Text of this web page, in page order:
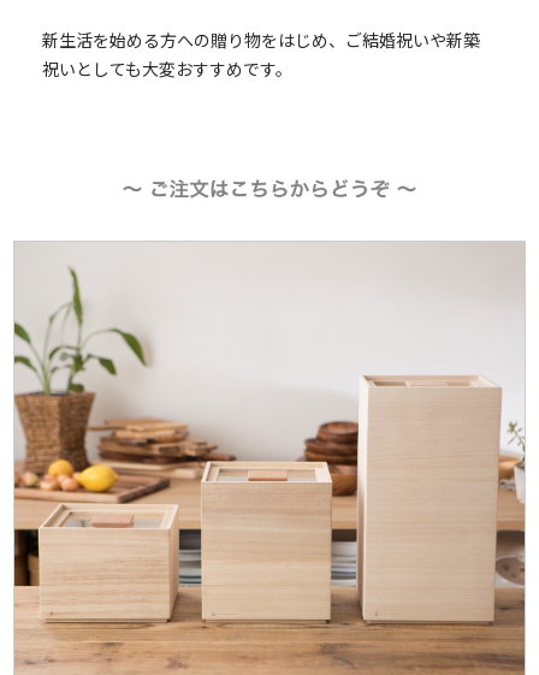
新生活を始める方への贈り物をはじめ、ご結婚祝いや新築
祝いとしても大変おすすめです。